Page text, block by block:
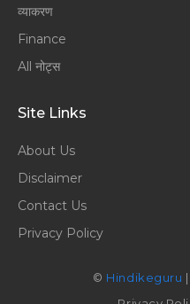
व्याकरण
Finance
All नोट्स
Site Links
About Us
Disclaimer
Contact Us
Privacy Policy
© Hindikeguru